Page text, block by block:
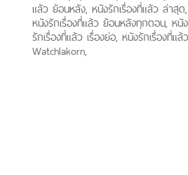
แล้ว ย้อนหลัง, หนังรักเรื่องที่แล้ว ล่าสุ
หนังรักเรื่องที่แล้ว ย้อนหลังทุกตอน, หนั
รักเรื่องที่แล้ว เรื่องย่อ, หนังรักเรื่องที่แ
Watchlakorn,